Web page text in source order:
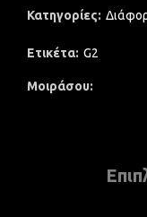
Κατηγορίες:
Ετικέτα: G2
Μοιράσου